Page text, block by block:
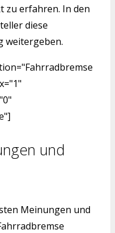
zu erfahren. In den
diese
weitergeben.
und
Meinungen und